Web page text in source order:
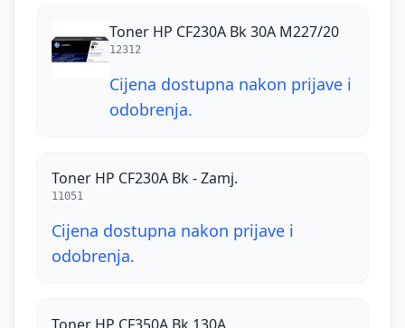
Toner HP CF230A Bk 30A M227/20
12312
Cijena dostupna nakon prijave i
odobrenja.
Toner HP CF230A Bk - Zamj.
11051
Cijena dostupna nakon prijave i
odobrenja.